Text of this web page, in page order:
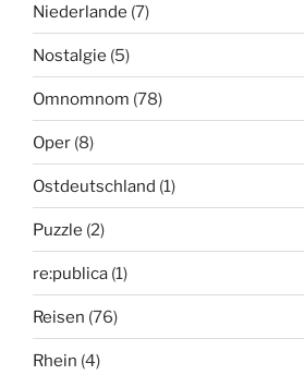
Niederlande (7)
Nostalgie (5)
Omnomnom (78)
Oper (8)
Ostdeutschland (1)
Puzzle (2)
re:publica (1)
Reisen (76)
Rhein (4)